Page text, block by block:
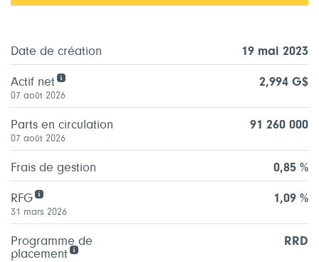
Date de création 19 mai 2023
Actif net 2,994 G$
07 août 2026
Parts en circulation 91 260 000
07 août 2026
Frais de gestion 0,85 %
RFG 1,09 %
31 mars 2026
Programme de
placement
RRD